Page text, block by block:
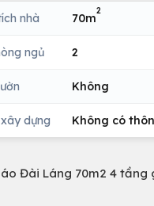
nhà 70m
2
ngủ 2
Không
dựng Không có
Đài Láng 70m2 4